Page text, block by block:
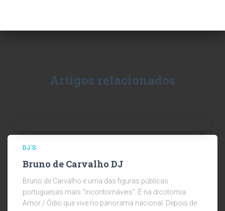
Artigos relacionados
DJ´S
Bruno de Carvalho DJ
Bruno de Carvalho é uma das figuras públicas
portuguesas mais “incontornáveis”. É na dicotomia
Amor / Ódio que vive no panorama nacional. Depois de